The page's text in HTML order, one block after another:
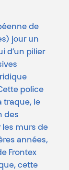
de
jour un
d’un pilier
police
traque, le
des
murs de
années,
Frontex
cette